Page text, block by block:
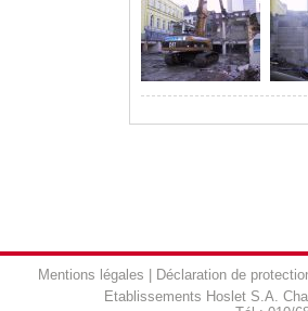
Mentions légales
Déclaration de
Etablissements Hoslet S.A.